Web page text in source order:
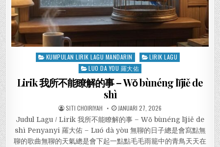
Posted
KUMPULAN LIRIK LAGU MANDARIN
LIRIK LAGU
LUO DA YOU 羅大佑
Lirik 我所不能瞭解的事 – Wǒ bùnéng lǐjiě de
shì
SITI CHOIRIYAH JANUARI 27, 2026
Judul Lagu / Lirik 我所不能瞭解的事 – Wǒ bùnéng lǐjiě de
shì Penyanyi 羅大佑 – Luó dà yòu 無聊的日子總是會寫點無
聊的歌曲無聊的天氣總是會下起一點點毛毛雨籠中的青鳥天天在